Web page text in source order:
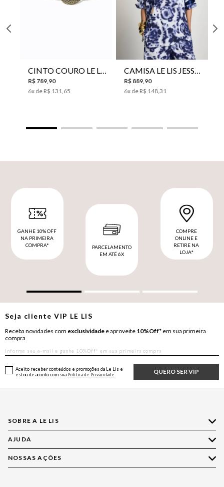
R$ 789 90
6x de R$ 131 65
R$ 889 90
6x de R$ 148 31
GANHE 10% OFF
NA PRIMEIRA
COMPRA*
PARCELAMENTO
EM ATÉ 6X
COMPRE
ONLINE E
RETIRE NA
LOJA*
Seja clienteVIP LE LIS
Receba novidades com exclusividade e aproveite 10%Off* em sua primeira
compra
QUERO SER VIP
Aceito receber conteúdos e promoções da Le Lis e
estou de acordo com sua Política de Privacidade.
SOBRE A LE LIS
Quem Somos
Nossas Lojas
AJUDA
Compre pelo WhatsApp
NOSSAS AÇÕES